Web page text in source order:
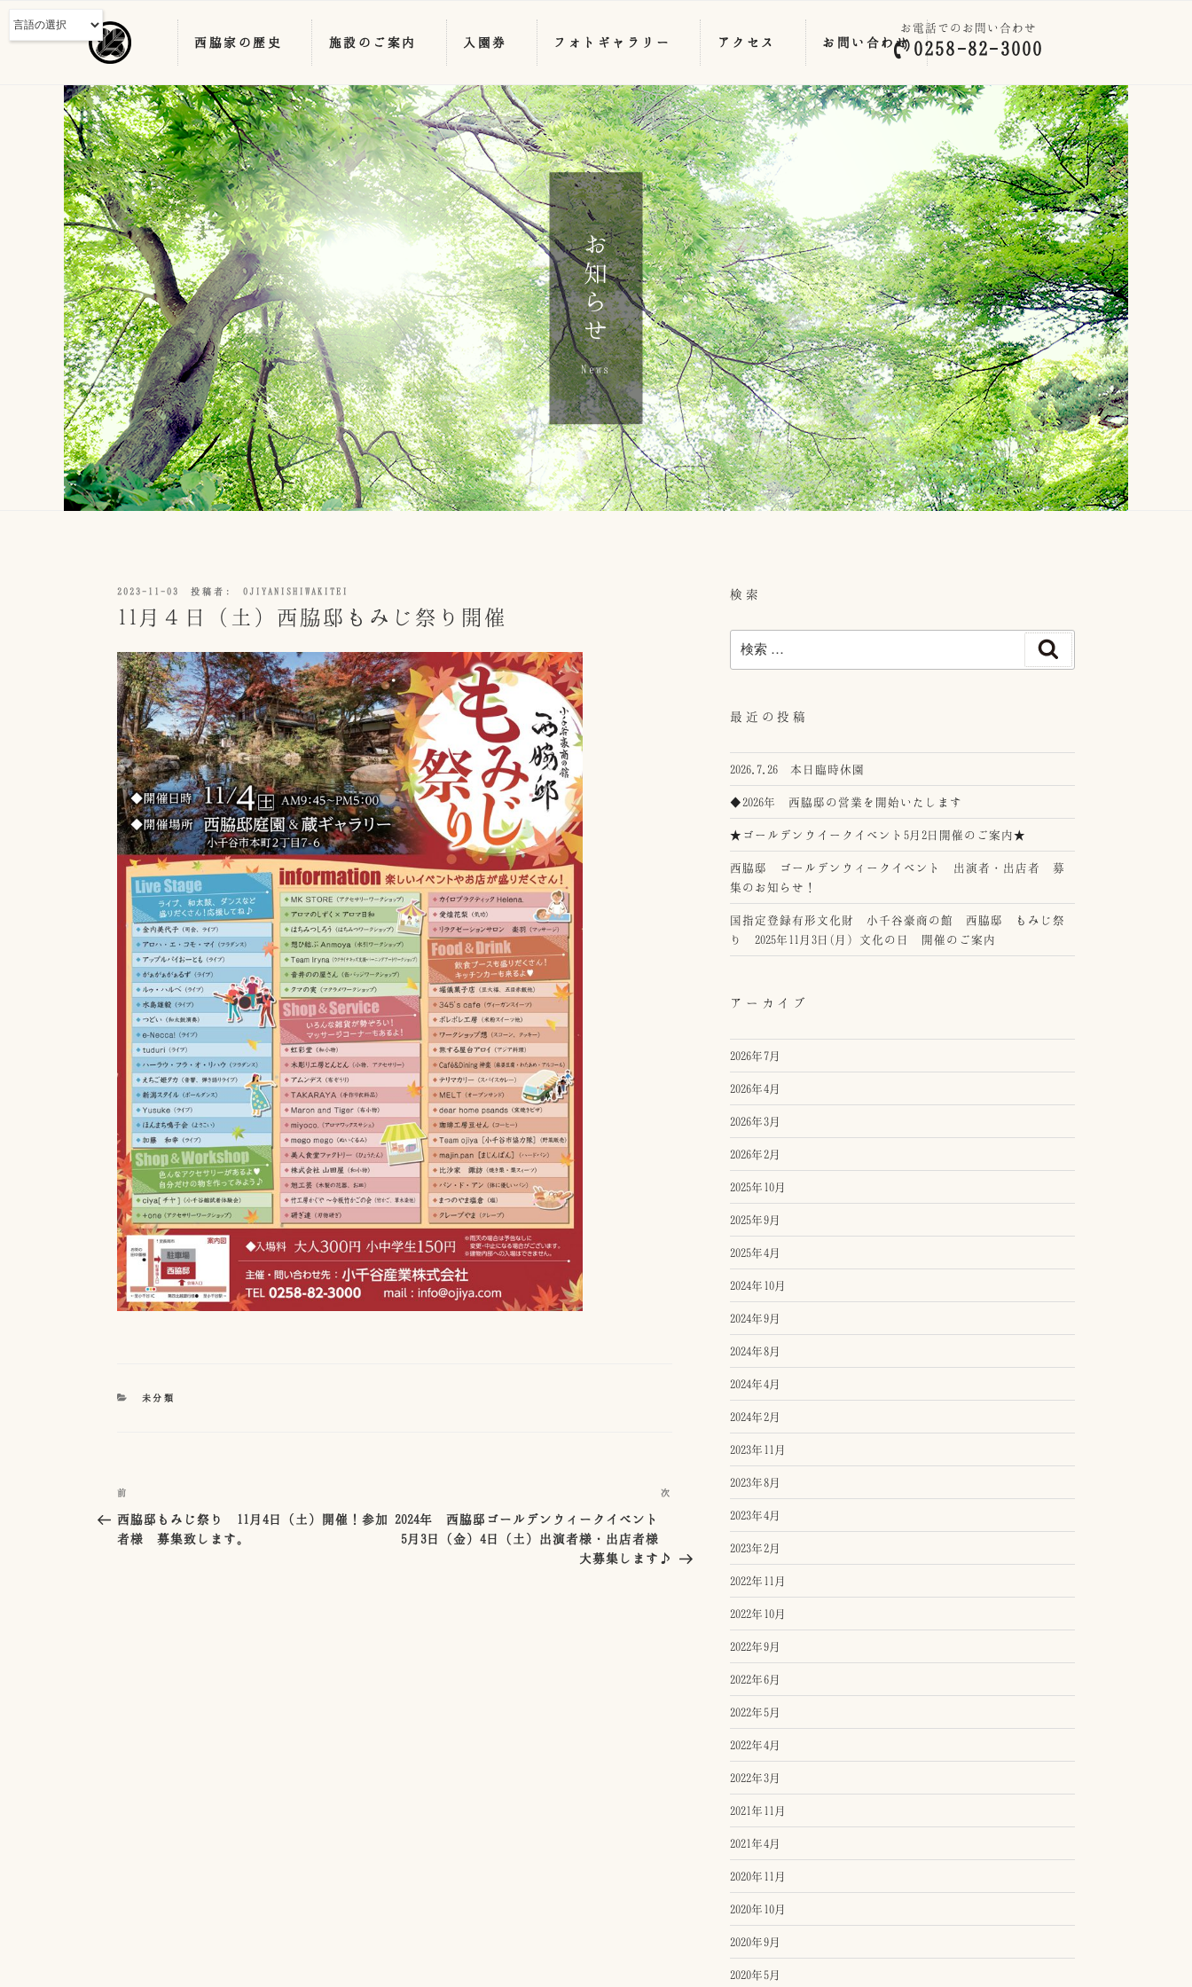
西脇家の歴史 施設のご案内 入園券 フォトギャラリー アクセス お問い合わせ
お電話でのお問い合わせ
0258-82-3000
お知らせ
News
投
2023-11-03 投稿者: OJIYANISHIWAKITEI
11月４日（土）西脇邸もみじ祭り開催
カ
未分類
投
稿
ナ
過
去
の
前
西脇邸もみじ祭り 11月4日（土）開催！参加
者様 募集致します。
次
2024年 西脇邸ゴールデンウィークイベント
5月3日（金）4日（土）出演者様・出店者様
大募集します♪
検索
索:
索
最近の投稿
2026.7.26 本日臨時休園
◆2026年 西脇邸の営業を開始いたします
★ゴールデンウイークイベント5月2日開催のご案内★
西脇邸 ゴールデンウィークイベント 出演者・出店者 募
集のお知らせ！
国指定登録有形文化財 小千谷豪商の館 西脇邸 もみじ祭
り 2025年11月3日(月）文化の日 開催のご案内
アーカイブ
2026年7月
2026年4月
2026年3月
2026年2月
2025年10月
2025年9月
2025年4月
2024年10月
2024年9月
2024年8月
2024年4月
2024年2月
2023年11月
2023年8月
2023年4月
2023年2月
2022年11月
2022年10月
2022年9月
2022年6月
2022年5月
2022年4月
2022年3月
2021年11月
2021年4月
2020年11月
2020年10月
2020年9月
2020年5月